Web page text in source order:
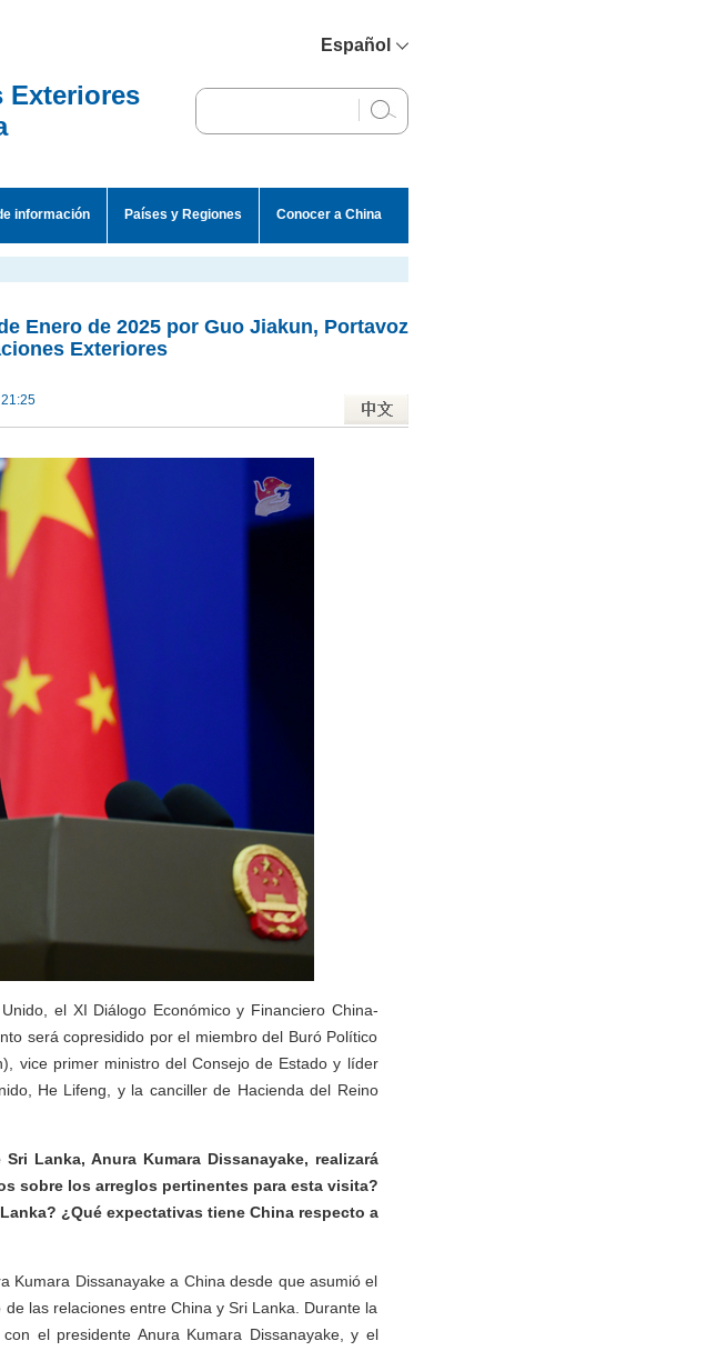
Español
English
Exteriores
información Países y Regiones Conocer a China
Enero de 2025 por Guo Jiakun, Portavoz
Exteriores
el XI Diálogo Económico y Financiero China-
será copresidido por el miembro del Buró Político
vice primer ministro del Consejo de Estado y líder
He Lifeng, y la canciller de Hacienda del Reino
Lanka, Anura Kumara Dissanayake, realizará
sobre los arreglos pertinentes para esta visita?
¿Qué expectativas tiene China respecto a
Kumara Dissanayake a China desde que asumió el
las relaciones entre China y Sri Lanka. Durante la
el presidente Anura Kumara Dissanayake, y el